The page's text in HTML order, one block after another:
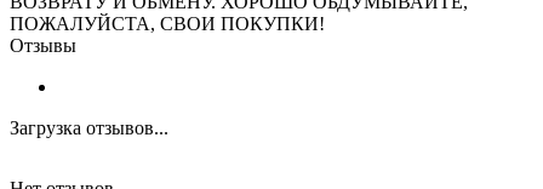
ПОЖАЛУЙСТА, СВОИ ПОКУПКИ!
Отзывы
Загрузка отзывов...